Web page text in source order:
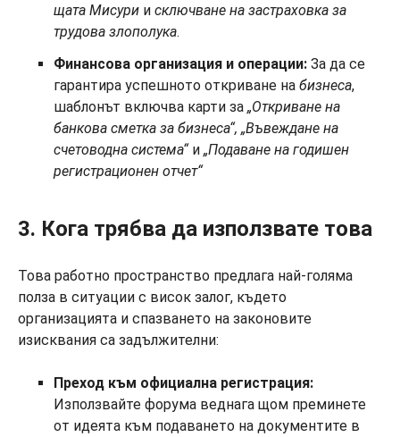
щата Мисури и сключване на застраховка за
трудова злополука.
Финансова организация и операции: За да се
гарантира успешното откриване на бизнеса,
шаблонът включва карти за „Откриване на
банкова сметка за бизнеса“, „Въвеждане на
счетоводна система“и „Подаване на годишен
регистрационен отчет“
3. Кога трябва да използвате това
Това работно пространство предлага най-голяма
полза в ситуации с висок залог, където
организацията и спазването на законовите
изисквания са задължителни:
Преход към официална регистрация:
Използвайте форума веднага щом преминете
от идеята към подаването на документите в